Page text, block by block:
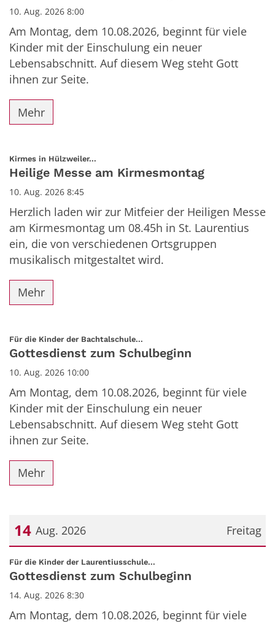
10. Aug. 2026 8:00
Am Montag, dem 10.08.2026, beginnt für viele
Kinder mit der Einschulung ein neuer
Lebensabschnitt. Auf diesem Weg steht Gott
ihnen zur Seite.
Mehr
Kirmes in Hülzweiler...
Heilige Messe am Kirmesmontag
10. Aug. 2026 8:45
Herzlich laden wir zur Mitfeier der Heiligen Messe
am Kirmesmontag um 08.45h in St. Laurentius
ein, die von verschiedenen Ortsgruppen
musikalisch mitgestaltet wird.
Mehr
Für die Kinder der Bachtalschule...
Gottesdienst zum Schulbeginn
10. Aug. 2026 10:00
Am Montag, dem 10.08.2026, beginnt für viele
Kinder mit der Einschulung ein neuer
Lebensabschnitt. Auf diesem Weg steht Gott
ihnen zur Seite.
Mehr
Freitag
14 Aug. 2026
Datum: 14. August 2026
Für die Kinder der Laurentiusschule...
Gottesdienst zum Schulbeginn
14. Aug. 2026 8:30
Am Montag, dem 10.08.2026, beginnt für viele